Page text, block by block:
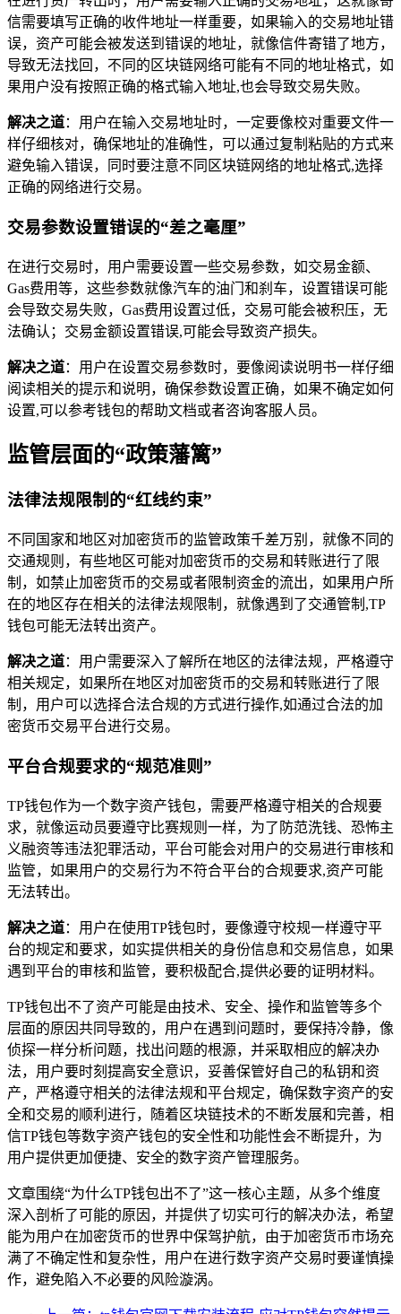
信需要填写正确的收件地址一样重要，如果输入的交易地址错
误，资产可能会被发送到错误的地址，就像信件寄错了地方，
导致无法找回，不同的区块链网络可能有不同的地址格式，如
果用户没有按照正确的格式输入地址,也会导致交易失败。
解决之道：用户在输入交易地址时，一定要像校对重要文件一
样仔细核对，确保地址的准确性，可以通过复制粘贴的方式来
避免输入错误，同时要注意不同区块链网络的地址格式,选择
正确的网络进行交易。
交易参数设置错误的“差之毫厘”
在进行交易时，用户需要设置一些交易参数，如交易金额、
Gas费用等，这些参数就像汽车的油门和刹车，设置错误可能
会导致交易失败，Gas费用设置过低，交易可能会被积压，无
法确认；交易金额设置错误,可能会导致资产损失。
解决之道：用户在设置交易参数时，要像阅读说明书一样仔细
阅读相关的提示和说明，确保参数设置正确，如果不确定如何
设置,可以参考钱包的帮助文档或者咨询客服人员。
监管层面的“政策藩篱”
法律法规限制的“红线约束”
不同国家和地区对加密货币的监管政策千差万别，就像不同的
交通规则，有些地区可能对加密货币的交易和转账进行了限
制，如禁止加密货币的交易或者限制资金的流出，如果用户所
在的地区存在相关的法律法规限制，就像遇到了交通管制,TP
钱包可能无法转出资产。
解决之道：用户需要深入了解所在地区的法律法规，严格遵守
相关规定，如果所在地区对加密货币的交易和转账进行了限
制，用户可以选择合法合规的方式进行操作,如通过合法的加
密货币交易平台进行交易。
平台合规要求的“规范准则”
TP钱包作为一个数字资产钱包，需要严格遵守相关的合规要
求，就像运动员要遵守比赛规则一样，为了防范洗钱、恐怖主
义融资等违法犯罪活动，平台可能会对用户的交易进行审核和
监管，如果用户的交易行为不符合平台的合规要求,资产可能
无法转出。
解决之道：用户在使用TP钱包时，要像遵守校规一样遵守平
台的规定和要求，如实提供相关的身份信息和交易信息，如果
遇到平台的审核和监管，要积极配合,提供必要的证明材料。
TP钱包出不了资产可能是由技术、安全、操作和监管等多个
层面的原因共同导致的，用户在遇到问题时，要保持冷静，像
侦探一样分析问题，找出问题的根源，并采取相应的解决办
法，用户要时刻提高安全意识，妥善保管好自己的私钥和资
产，严格遵守相关的法律法规和平台规定，确保数字资产的安
全和交易的顺利进行，随着区块链技术的不断发展和完善，相
信TP钱包等数字资产钱包的安全性和功能性会不断提升，为
用户提供更加便捷、安全的数字资产管理服务。
文章围绕“为什么TP钱包出不了”这一核心主题，从多个维度
深入剖析了可能的原因，并提供了切实可行的解决办法，希望
能为用户在加密货币的世界中保驾护航，由于加密货币市场充
满了不确定性和复杂性，用户在进行数字资产交易时要谨慎操
作，避免陷入不必要的风险漩涡。